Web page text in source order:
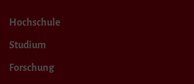
Hochschule
Studium
Forschung